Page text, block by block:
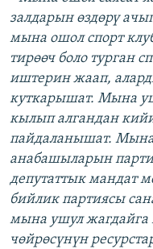
залдарын өздөрү
мына ошол спорт
тирөөч боло турган
иштерин жаап,
куткарышат. Мына
кылып алгандан
пайдаланышат.
анабашыларын
депутаттык мандат
бийлик партиясы
мына ушул жагдайга
чөйрөсүнүн